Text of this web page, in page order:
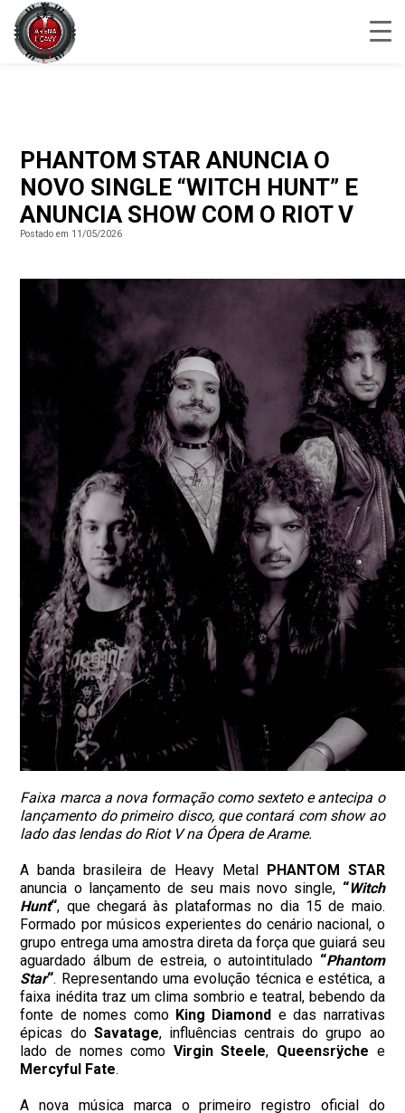
PHANTOM STAR ANUNCIA O
NOVO SINGLE “WITCH HUNT” E
ANUNCIA SHOW COM O RIOT V
Postado em 11/05/2026
Faixa marca a nova formação como sexteto e antecipa o
lançamento do primeiro disco, que contará com show ao
lado das lendas do Riot V na Ópera de Arame.
A banda brasileira de Heavy Metal PHANTOM STAR
anuncia o lançamento de seu mais novo single, “Witch
Hunt“, que chegará às plataformas no dia 15 de maio.
Formado por músicos experientes do cenário nacional, o
grupo entrega uma amostra direta da força que guiará seu
aguardado álbum de estreia, o autointitulado “Phantom
Star“. Representando uma evolução técnica e estética, a
faixa inédita traz um clima sombrio e teatral, bebendo da
fonte de nomes como King Diamond e das narrativas
épicas do Savatage, influências centrais do grupo ao
lado de nomes como Virgin Steele, Queensrÿche e
Mercyful Fate.
A nova música marca o primeiro registro oficial do